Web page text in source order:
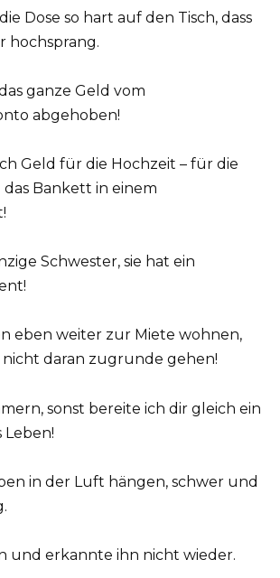
Dose so hart auf den Tisch, dass
hochsprang.
ganze Geld vom
abgehoben!
Geld für die Hochzeit – für die
Bankett in einem
Schwester, sie hat ein
eben weiter zur Miete wohnen,
daran zugrunde gehen!
sonst bereite ich dir gleich ein
Leben!
in der Luft hängen, schwer und
und erkannte ihn nicht wieder.